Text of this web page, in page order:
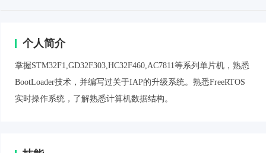
个人简介
掌握STM32F1,GD32F303,HC32F460,AC7811等系列单片机，熟悉
BootLoader技术，并编写过关于IAP的升级系统。熟悉FreeRTOS
实时操作系统，了解熟悉计算机数据结构。